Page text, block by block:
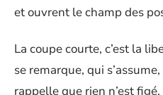
et ouvrent le champ des
La coupe courte, c’est la
se remarque, qui
rappelle que rien n’est